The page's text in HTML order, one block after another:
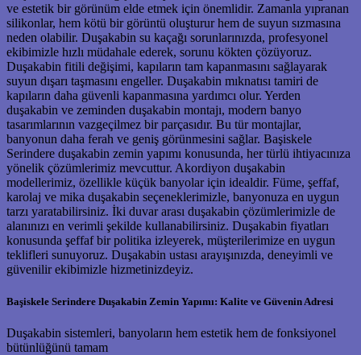
ve estetik bir görünüm elde etmek için önemlidir. Zamanla yıpranan
silikonlar, hem kötü bir görüntü oluşturur hem de suyun sızmasına
neden olabilir. Duşakabin su kaçağı sorunlarınızda, profesyonel
ekibimizle hızlı müdahale ederek, sorunu kökten çözüyoruz.
Duşakabin fitili değişimi, kapıların tam kapanmasını sağlayarak
suyun dışarı taşmasını engeller. Duşakabin mıknatısı tamiri de
kapıların daha güvenli kapanmasına yardımcı olur. Yerden
duşakabin ve zeminden duşakabin montajı, modern banyo
tasarımlarının vazgeçilmez bir parçasıdır. Bu tür montajlar,
banyonun daha ferah ve geniş görünmesini sağlar. Başiskele
Serindere duşakabin zemin yapımı konusunda, her türlü ihtiyacınıza
yönelik çözümlerimiz mevcuttur. Akordiyon duşakabin
modellerimiz, özellikle küçük banyolar için idealdir. Füme, şeffaf,
karolaj ve mika duşakabin seçeneklerimizle, banyonuza en uygun
tarzı yaratabilirsiniz. İki duvar arası duşakabin çözümlerimizle de
alanınızı en verimli şekilde kullanabilirsiniz. Duşakabin fiyatları
konusunda şeffaf bir politika izleyerek, müşterilerimize en uygun
teklifleri sunuyoruz. Duşakabin ustası arayışınızda, deneyimli ve
güvenilir ekibimizle hizmetinizdeyiz.
Başiskele Serindere Duşakabin Zemin Yapımı: Kalite ve Güvenin Adresi
Duşakabin sistemleri, banyoların hem estetik hem de fonksiyonel
bütünlüğünü tamam